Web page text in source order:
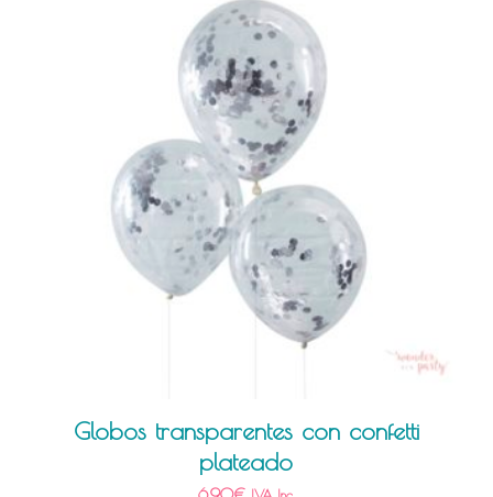
Globos transparentes con confetti
plateado